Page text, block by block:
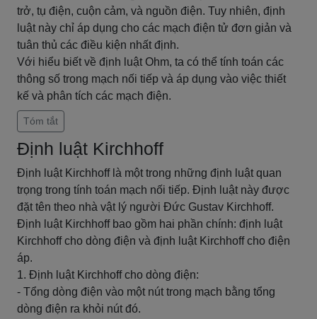
trở, tụ điện, cuộn cảm, và nguồn điện. Tuy nhiên, định
luật này chỉ áp dụng cho các mạch điện tử đơn giản và
tuân thủ các điều kiện nhất định.
Với hiểu biết về định luật Ohm, ta có thể tính toán các
thông số trong mạch nối tiếp và áp dụng vào việc thiết
kế và phân tích các mạch điện.
Tóm tắt
Định luật Kirchhoff
Định luật Kirchhoff là một trong những định luật quan
trọng trong tính toán mạch nối tiếp. Định luật này được
đặt tên theo nhà vật lý người Đức Gustav Kirchhoff.
Định luật Kirchhoff bao gồm hai phần chính: định luật
Kirchhoff cho dòng điện và định luật Kirchhoff cho điện
áp.
1. Định luật Kirchhoff cho dòng điện:
- Tổng dòng điện vào một nút trong mạch bằng tổng
dòng điện ra khỏi nút đó.